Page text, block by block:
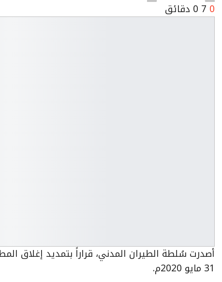
0
7 0 ‫دقائق‬
أصدرت سُلطة الطيران المدني، قراراً بتمديد إغلاق
31 مايو 2020م.